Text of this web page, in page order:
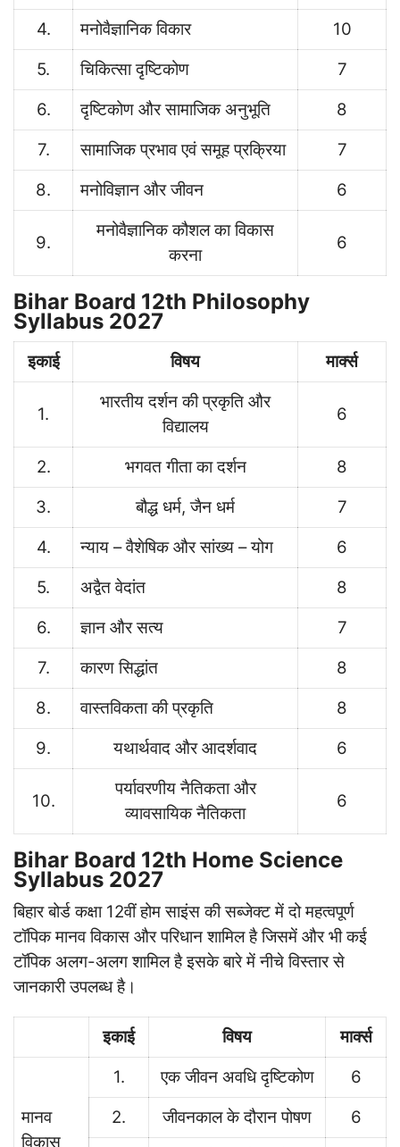
4. मनोवैज्ञानिक विकार
10
5.
चिकित्सा दृष्टिकोण
7
6.
दृष्टिकोण और सामाजिक अनुभूति
8
7.
सामाजिक प्रभाव एवं समूह प्रक्रिया
7
8.
मनोविज्ञान और जीवन 6
9.
मनोवैज्ञानिक कौशल का विकास
करना
6
Bihar Board 12th Philosophy
Syllabus 2027
इकाई विषय मार्क्स
1.
भारतीय दर्शन की प्रकृति और
विद्यालय
6
2. भगवत गीता का दर्शन
8
3.
बौद्ध धर्म, जैन धर्म
7
4.
न्याय – वैशेषिक और सांख्य – योग
6
5.
अद्वैत वेदांत
8
6.
ज्ञान और सत्य
7
7.
कारण सिद्धांत
8
8.
वास्तविकता की प्रकृति
8
9.
यथार्थवाद और आदर्शवाद 6
10.
पर्यावरणीय नैतिकता और
व्यावसायिक नैतिकता
6
Bihar Board 12th Home Science
Syllabus 2027
बिहार बोर्ड कक्षा 12वीं होम साइंस की सब्जेक्ट में दो महत्वपूर्ण
टॉपिक मानव विकास और परिधान शामिल है जिसमें और भी कई
टॉपिक अलग-अलग शामिल है इसके बारे में नीचे विस्तार से
जानकारी उपलब्ध है।
इकाई विषय मार्क्स
मानव
विकास
1. एक जीवन अवधि दृष्टिकोण
6
2.
जीवनकाल के दौरान पोषण 6